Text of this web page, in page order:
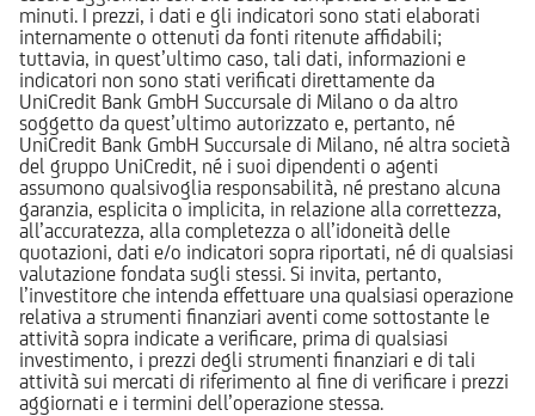
minuti. I prezzi, i dati e gli indicatori sono stati elaborati
internamente o ottenuti da fonti ritenute affidabili;
tuttavia, in quest’ultimo caso, tali dati, informazioni e
indicatori non sono stati verificati direttamente da
UniCredit Bank GmbH Succursale di Milano o da altro
soggetto da quest’ultimo autorizzato e, pertanto, né
UniCredit Bank GmbH Succursale di Milano, né altra società
del gruppo UniCredit, né i suoi dipendenti o agenti
assumono qualsivoglia responsabilità, né prestano alcuna
garanzia, esplicita o implicita, in relazione alla correttezza,
all’accuratezza, alla completezza o all’idoneità delle
quotazioni, dati e/o indicatori sopra riportati, né di qualsiasi
valutazione fondata sugli stessi. Si invita, pertanto,
l’investitore che intenda effettuare una qualsiasi operazione
relativa a strumenti finanziari aventi come sottostante le
attività sopra indicate a verificare, prima di qualsiasi
investimento, i prezzi degli strumenti finanziari e di tali
attività sui mercati di riferimento al fine di verificare i prezzi
aggiornati e i termini dell’operazione stessa.